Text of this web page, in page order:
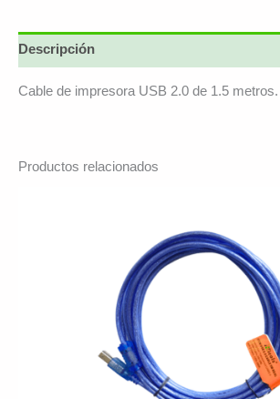
Descripción
Cable de impresora USB 2.0 de 1.5 metros.
Productos relacionados